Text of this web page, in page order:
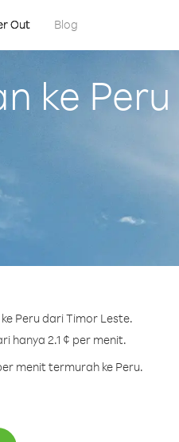
Out Blog
ke
Peru dari Timor Leste.
hanya 2.1 ¢ per menit.
menit termurah ke Peru.